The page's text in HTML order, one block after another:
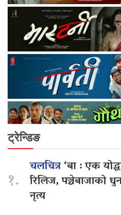
ट्रेन्डिङ
१.
चलचित्र‘बा : एक
रिलिज, पञ्चेबाजाको
नृत्य